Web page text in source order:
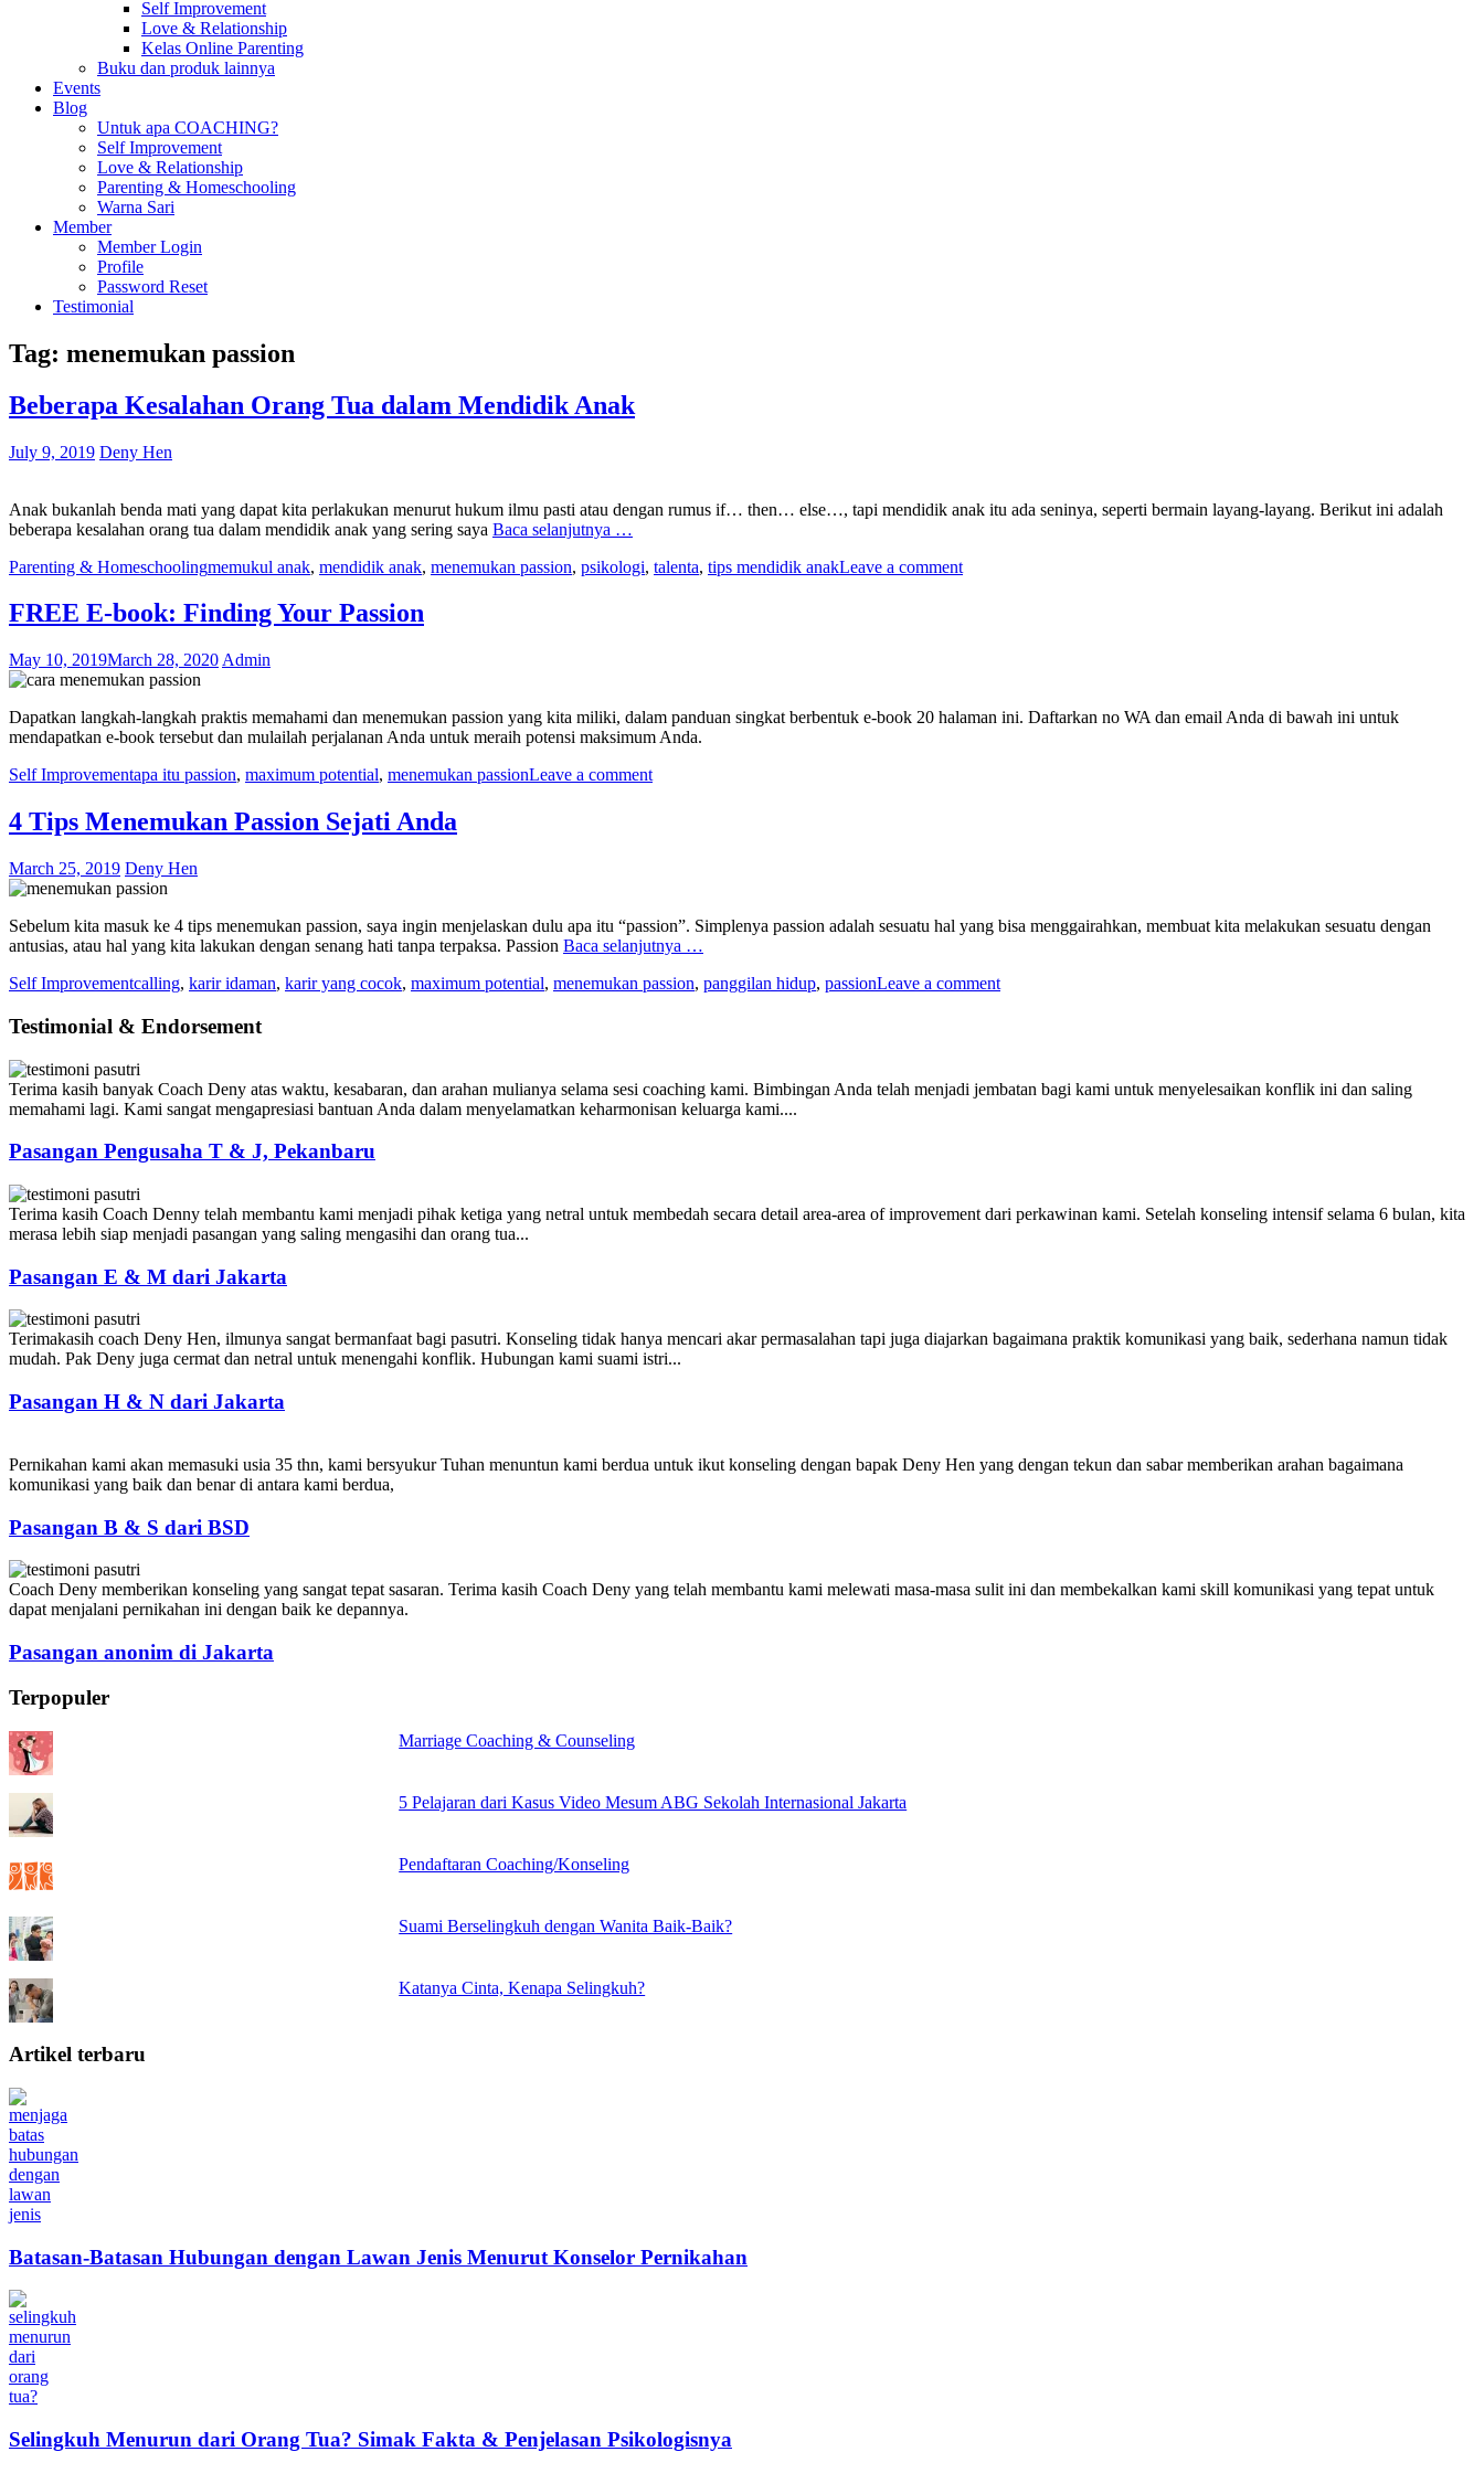
Self Improvement
Love & Relationship
Kelas Online Parenting
Buku dan produk lainnya
Events
Blog
Untuk apa COACHING?
Self Improvement
Love & Relationship
Parenting & Homeschooling
Warna Sari
Member
Member Login
Profile
Password Reset
Testimonial
Tag: menemukan passion
Beberapa Kesalahan Orang Tua dalam Mendidik Anak
July 9, 2019 Deny Hen
Anak bukanlah benda mati yang dapat kita perlakukan menurut hukum ilmu pasti atau dengan rumus if… then… else…, tapi mendidik anak itu ada seninya, seperti bermain layang-layang. Berikut ini adalah
beberapa kesalahan orang tua dalam mendidik anak yang sering saya Baca selanjutnya …
Parenting & Homeschoolingmemukul anak, mendidik anak, menemukan passion, psikologi, talenta, tips mendidik anakLeave a comment
FREE E-book: Finding Your Passion
May 10, 2019March 28, 2020 Admin
Dapatkan langkah-langkah praktis memahami dan menemukan passion yang kita miliki, dalam panduan singkat berbentuk e-book 20 halaman ini. Daftarkan no WA dan email Anda di bawah ini untuk
mendapatkan e-book tersebut dan mulailah perjalanan Anda untuk meraih potensi maksimum Anda.
Self Improvementapa itu passion, maximum potential, menemukan passionLeave a comment
4 Tips Menemukan Passion Sejati Anda
March 25, 2019 Deny Hen
Sebelum kita masuk ke 4 tips menemukan passion, saya ingin menjelaskan dulu apa itu “passion”. Simplenya passion adalah sesuatu hal yang bisa menggairahkan, membuat kita melakukan sesuatu dengan
antusias, atau hal yang kita lakukan dengan senang hati tanpa terpaksa. Passion Baca selanjutnya …
Self Improvementcalling, karir idaman, karir yang cocok, maximum potential, menemukan passion, panggilan hidup, passionLeave a comment
Testimonial & Endorsement
Terima kasih banyak Coach Deny atas waktu, kesabaran, dan arahan mulianya selama sesi coaching kami. Bimbingan Anda telah menjadi jembatan bagi kami untuk menyelesaikan konflik ini dan saling
memahami lagi. Kami sangat mengapresiasi bantuan Anda dalam menyelamatkan keharmonisan keluarga kami....
Pasangan Pengusaha T & J, Pekanbaru
Terima kasih Coach Denny telah membantu kami menjadi pihak ketiga yang netral untuk membedah secara detail area-area of improvement dari perkawinan kami. Setelah konseling intensif selama 6 bulan, kita
merasa lebih siap menjadi pasangan yang saling mengasihi dan orang tua...
Pasangan E & M dari Jakarta
Terimakasih coach Deny Hen, ilmunya sangat bermanfaat bagi pasutri. Konseling tidak hanya mencari akar permasalahan tapi juga diajarkan bagaimana praktik komunikasi yang baik, sederhana namun tidak
mudah. Pak Deny juga cermat dan netral untuk menengahi konflik. Hubungan kami suami istri...
Pasangan H & N dari Jakarta
Pernikahan kami akan memasuki usia 35 thn, kami bersyukur Tuhan menuntun kami berdua untuk ikut konseling dengan bapak Deny Hen yang dengan tekun dan sabar memberikan arahan bagaimana
komunikasi yang baik dan benar di antara kami berdua,
Pasangan B & S dari BSD
Coach Deny memberikan konseling yang sangat tepat sasaran. Terima kasih Coach Deny yang telah membantu kami melewati masa-masa sulit ini dan membekalkan kami skill komunikasi yang tepat untuk
dapat menjalani pernikahan ini dengan baik ke depannya.
Pasangan anonim di Jakarta
Terpopuler
Marriage Coaching & Counseling
5 Pelajaran dari Kasus Video Mesum ABG Sekolah Internasional Jakarta
Pendaftaran Coaching/Konseling
Suami Berselingkuh dengan Wanita Baik-Baik?
Katanya Cinta, Kenapa Selingkuh?
Artikel terbaru
Batasan-Batasan Hubungan dengan Lawan Jenis Menurut Konselor Pernikahan
Selingkuh Menurun dari Orang Tua? Simak Fakta & Penjelasan Psikologisnya